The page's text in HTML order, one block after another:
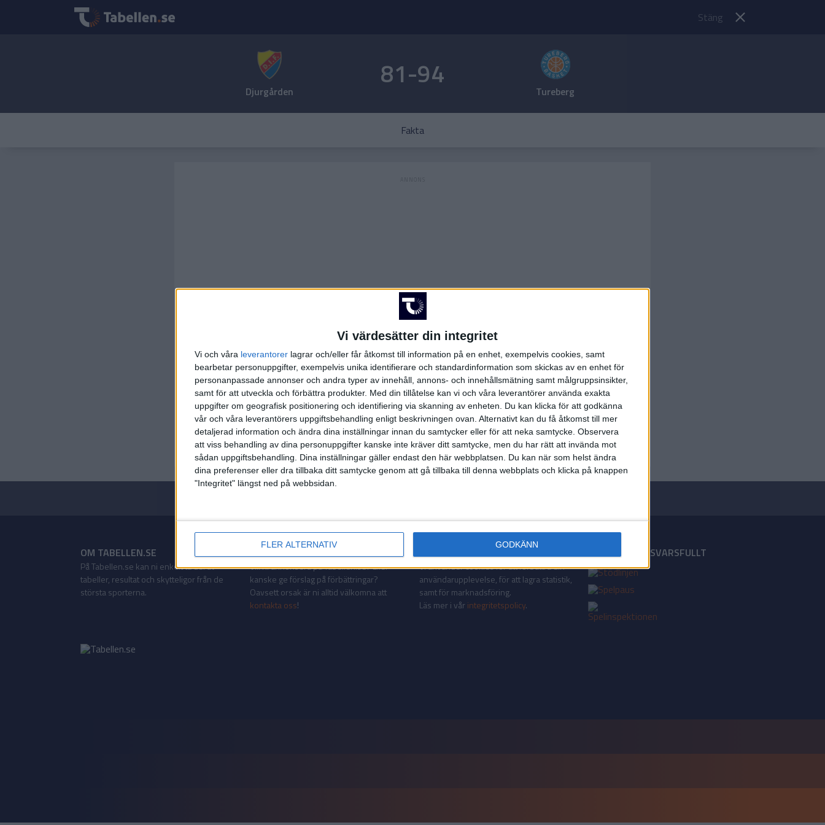
Vi värdesätter din integritet
Vi och våra leverantorer lagrar och/eller får åtkomst till information på en enhet, exempelvis cookies, samt
bearbetar personuppgifter, exempelvis unika identifierare och standardinformation som skickas av en enhet för
personanpassade annonser och andra typer av innehåll, annons- och innehållsmätning samt målgruppsinsikter,
samt för att utveckla och förbättra produkter. Med din tillåtelse kan vi och våra leverantörer använda exakta
uppgifter om geografisk positionering och identifiering via skanning av enheten. Du kan klicka för att godkänna
vår och våra leverantörers uppgiftsbehandling enligt beskrivningen ovan. Alternativt kan du få åtkomst till mer
detaljerad information och ändra dina inställningar innan du samtycker eller för att neka samtycke. Observera
att viss behandling av dina personuppgifter kanske inte kräver ditt samtycke, men du har rätt att invända mot
sådan uppgiftsbehandling. Dina inställningar gäller endast den här webbplatsen. Du kan när som helst ändra
dina preferenser eller dra tillbaka ditt samtycke genom att gå tillbaka till denna webbplats och klicka på knappen
"Integritet" längst ned på webbsidan.
FLER ALTERNATIV GODKÄNN
Stäng
Djurgården 81-94 Tureberg
Fakta
FAKTA
Basketettan - Herrar
Lör 4/10, kl 15:00
Matchstart
OM TABELLEN.SE
På Tabellen.se kan ni enkelt ta del av
tabeller, resultat och skytteligor från de
största sporterna.
KONTAKT
Vill ni annonsera på Tabellen.se? Eller
kanske ge förslag på förbättringar?
Oavsett orsak är ni alltid välkomna att
kontakta oss!
INTEGRITETSPOLICY
Vi använder cookies för att förbättra din
användarupplevelse, för att lagra statistik,
samt för marknadsföring.
Läs mer i vår integritetspolicy.
18+ SPELA ANSVARSFULLT